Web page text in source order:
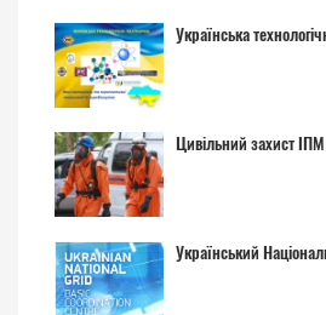
Українська
Цивільний захист ІПМ
Український